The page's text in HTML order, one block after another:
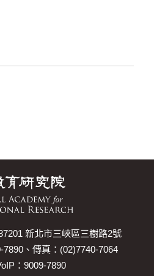
新北市三峽區三樹路2號
、傳真：(02)7740-7064
：9009-7890